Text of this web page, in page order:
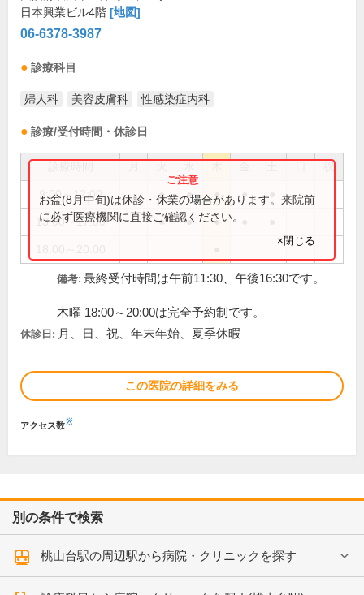
日本興業ビル4階 [地図]
06-6378-3987
診療科目
婦人科 美容皮膚科 性感染症内科
診療/受付時間・休診日
祝
9:00～12:00 ● ● ● ●
13:00～17:00 ● ● ●
お盆(8月中旬)は休診・休業の場合があります。来院前
に必ず医療機関に直接ご確認ください。
×閉じる
備考: 最終受付時間は午前11:30、午後16:30です。
木曜 18:00～20:00は完全予約制です。
休診日: 月、日、祝、年末年始、夏季休暇
この医院の詳細をみる
アクセス数※
別の条件で検索
桃山台駅の周辺駅から病院・クリニックを探す